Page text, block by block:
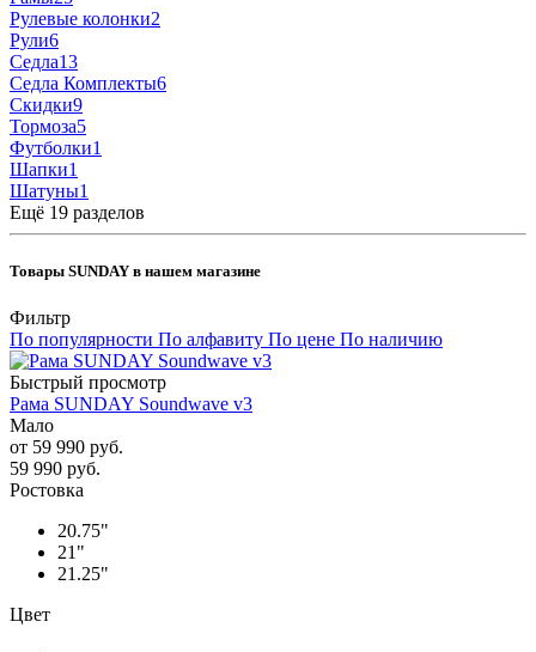
Рулевые колонки2
Рули6
Седла13
Седла Комплекты6
Скидки9
Тормоза5
Футболки1
Шапки1
Шатуны1
Ещё 19 разделов
Товары SUNDAY в нашем магазине
Фильтр
По популярности По алфавиту По цене По наличию
Быстрый просмотр
Рама SUNDAY Soundwave v3
Мало
от 59 990 руб.
59 990 руб.
Ростовка
20.75"
21"
21.25"
Цвет